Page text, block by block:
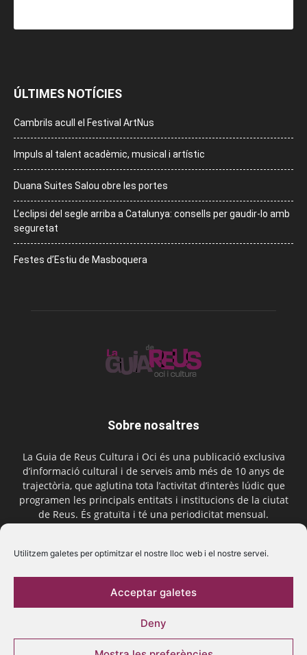
Utilitzem galetes per optimitzar el nostre lloc web i el nostre servei.
Acceptar galetes
Deny
ÚLTIMES NOTÍCIES
Cambrils acull el Festival ArtNus
Impuls al talent acadèmic, musical i artístic
Duana Suites Salou obre les portes
L’eclipsi del segle arriba a Catalunya: consells per gaudir-lo amb
seguretat
Festes d’Estiu de Masboquera
Sobre nosaltres
La Guia de Reus Cultura i Oci és una publicació exclusiva
d’informació cultural i de serveis amb més de 10 anys de
trajectòria, que aglutina tota l’activitat d’interès lúdic que
programen les principals entitats i institucions de la ciutat
de Reus. És gratuïta i té una periodicitat mensual.
Segueix-nos